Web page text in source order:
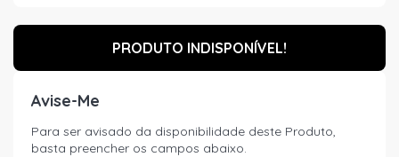
PRODUTO INDISPONÍVEL!
Avise-Me
Para ser avisado da disponibilidade deste Produto,
basta preencher os campos abaixo.